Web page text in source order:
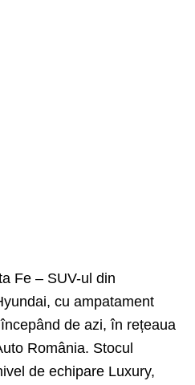
Fe – SUV-ul din
cu ampatament
de azi, în rețeaua
România. Stocul
de echipare Luxury,